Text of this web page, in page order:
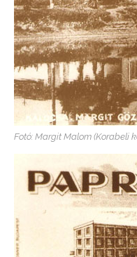
Fotó: Margit Malom (Korabeli